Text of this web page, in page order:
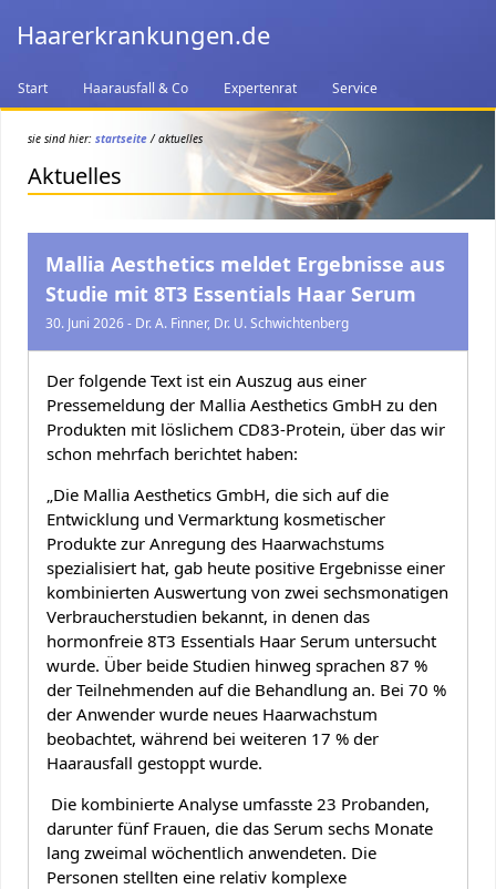
Haarerkrankungen.de
Start Haarausfall & Co Expertenrat Service
sie sind hier: startseite/ aktuelles
Aktuelles
Mallia Aesthetics meldet Ergebnisse aus
Studie mit 8T3 Essentials Haar Serum
30. Juni 2026 - Dr. A. Finner, Dr. U. Schwichtenberg
Der folgende Text ist ein Auszug aus einer
Pressemeldung der Mallia Aesthetics GmbH zu den
Produkten mit löslichem CD83-Protein, über das wir
schon mehrfach berichtet haben:
„Die Mallia Aesthetics GmbH, die sich auf die
Entwicklung und Vermarktung kosmetischer
Produkte zur Anregung des Haarwachstums
spezialisiert hat, gab heute positive Ergebnisse einer
kombinierten Auswertung von zwei sechsmonatigen
Verbraucherstudien bekannt, in denen das
hormonfreie 8T3 Essentials Haar Serum untersucht
wurde. Über beide Studien hinweg sprachen 87 %
der Teilnehmenden auf die Behandlung an. Bei 70 %
der Anwender wurde neues Haarwachstum
beobachtet, während bei weiteren 17 % der
Haarausfall gestoppt wurde.
Die kombinierte Analyse umfasste 23 Probanden,
darunter fünf Frauen, die das Serum sechs Monate
lang zweimal wöchentlich anwendeten. Die
Personen stellten eine relativ komplexe